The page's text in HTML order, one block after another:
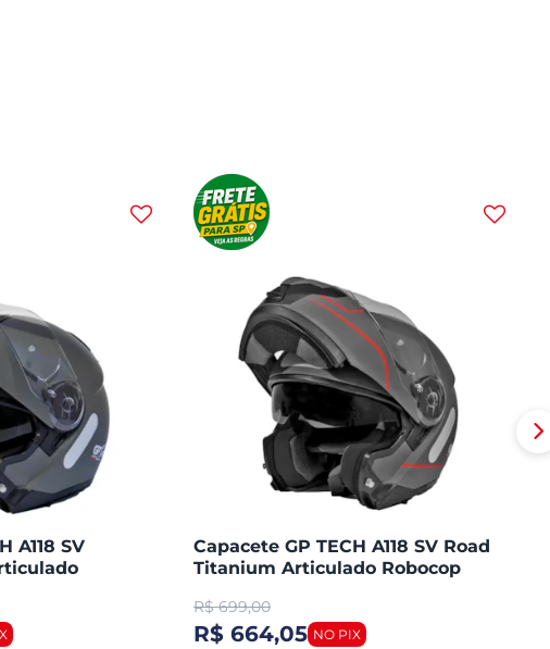
A118 SV
Capacete GP TECH A118 SV Road
Titanium Articulado Robocop
R$ 699,00
R$ 664,05